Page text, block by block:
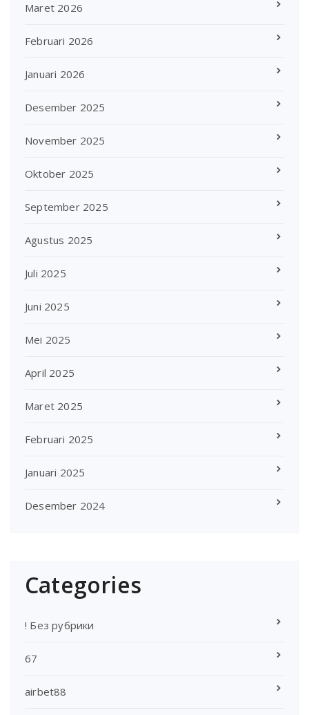
Maret 2026
Februari 2026
Januari 2026
Desember 2025
November 2025
Oktober 2025
September 2025
Agustus 2025
Juli 2025
Juni 2025
Mei 2025
April 2025
Maret 2025
Februari 2025
Januari 2025
Desember 2024
Categories
! Без рубрики
67
airbet88